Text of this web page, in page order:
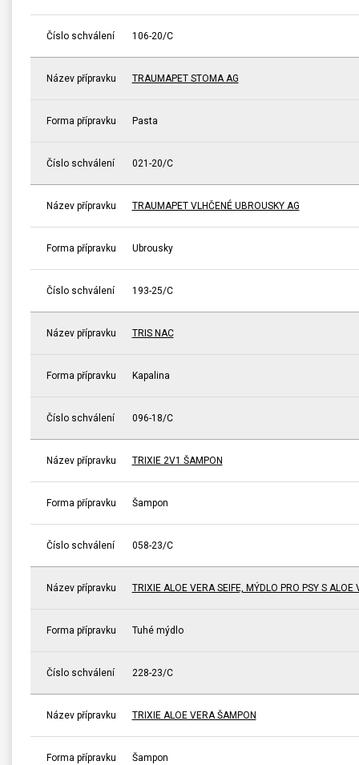
Číslo schválení 106-20/C
Název přípravku TRAUMAPET STOMA AG
Forma přípravku Pasta
Číslo schválení 021-20/C
Název přípravku TRAUMAPET VLHČENÉ UBROUSKY AG
Forma přípravku Ubrousky
Číslo schválení 193-25/C
Název přípravku TRIS NAC
Forma přípravku Kapalina
Číslo schválení 096-18/C
Název přípravku TRIXIE 2V1 ŠAMPON
Forma přípravku Šampon
Číslo schválení 058-23/C
Název přípravku TRIXIE ALOE VERA SEIFE, MÝDLO PRO PSY S ALOE
Forma přípravku Tuhé mýdlo
Číslo schválení 228-23/C
Název přípravku TRIXIE ALOE VERA ŠAMPON
Forma přípravku Šampon